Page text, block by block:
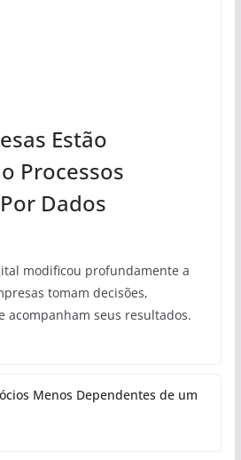
Estão
Processos
Dados
modificou profundamente a
tomam decisões,
acompanham seus resultados.
Menos Dependentes de um